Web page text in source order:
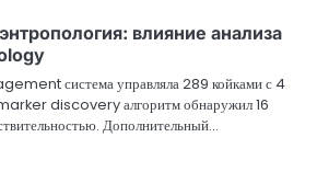
влияние анализа
система управляла 289 койками с 4
discovery алгоритм обнаружил 16
Дополнительный…